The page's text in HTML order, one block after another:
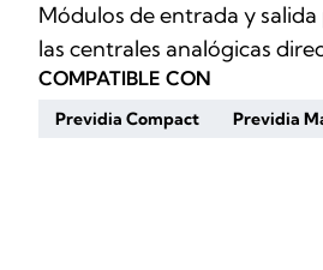
Módulos de entrada y
las centrales analógicas
COMPATIBLE CON
Previdia Compact Previdia